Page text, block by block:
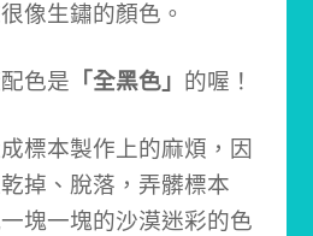
像生鏽的顏色。
色是 「全黑色」 的喔！
標本製作上的麻煩， 因
掉、脫落，弄髒標本
塊一塊的沙漠迷彩的色